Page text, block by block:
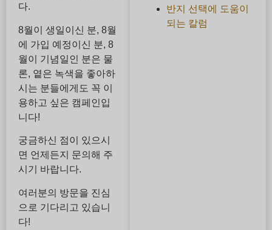
다.
8월이 생일이신 분, 8월
에 가입 예정이신 분, 8
월이 기념일인 분은 물
론, 옅은 녹색을 좋아하
시는 분들에게도 꼭 이
용하고 싶은 캠페인입
니다!
궁금하신 점이 있으시
면 언제든지 문의해 주
시기 바랍니다.
여러분의 방문을 진심
으로 기다리고 있습니
다!
반지 선택에 도움이
되는 칼럼